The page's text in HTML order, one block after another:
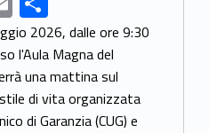
m
ai
l
h
ar
e
2026, dalle ore 9:30
l'Aula Magna del
una mattina sul
di vita organizzata
di Garanzia (CUG) e